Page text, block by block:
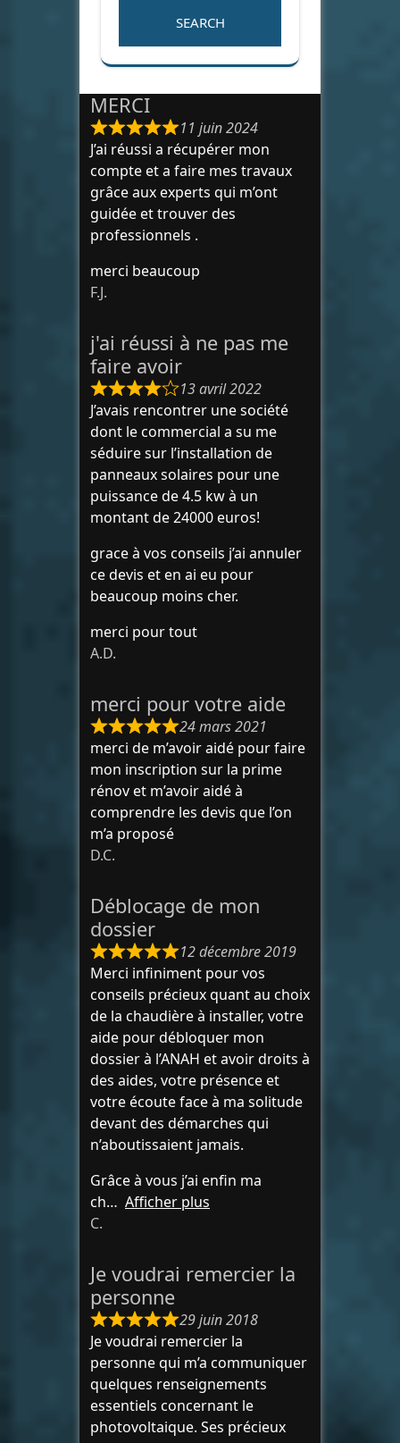
MERCI
11 juin 2024
J’ai réussi a récupérer mon
compte et a faire mes travaux
grâce aux experts qui m’ont
guidée et trouver des
professionnels .
merci beaucoup
F.J.
j'ai réussi à ne pas me
faire avoir
13 avril 2022
J’avais rencontrer une société
dont le commercial a su me
séduire sur l’installation de
panneaux solaires pour une
puissance de 4.5 kw à un
montant de 24000 euros!
grace à vos conseils j’ai annuler
ce devis et en ai eu pour
beaucoup moins cher.
merci pour tout
A.D.
merci pour votre aide
24 mars 2021
merci de m’avoir aidé pour faire
mon inscription sur la prime
rénov et m’avoir aidé à
comprendre les devis que l’on
m’a proposé
D.C.
Déblocage de mon
dossier
12 décembre 2019
Merci infiniment pour vos
conseils précieux quant au choix
de la chaudière à installer, votre
aide pour débloquer mon
dossier à l’ANAH et avoir droits à
des aides, votre présence et
votre écoute face à ma solitude
devant des démarches qui
n’aboutissaient jamais.
Grâce à vous j’ai enfin ma
ch
Afficher plus
C.
Je voudrai remercier la
personne
29 juin 2018
Je voudrai remercier la
personne qui m’a communiquer
quelques renseignements
essentiels concernant le
photovoltaique. Ses précieux